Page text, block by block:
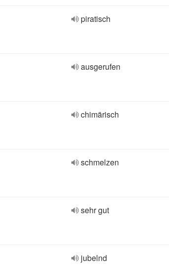
piratisch
ausgerufen
chimärisch
schmelzen
sehr gut
jubelnd